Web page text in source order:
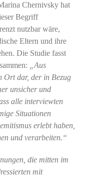
Chernivsky hat
Begriff
nutzbar wäre,
Eltern und ihre
Die Studie fasst
„Aus
Ort dar, der in Bezug
unsicher und
alle interviewten
Situationen
erlebt haben,
und verarbeiten.“
die mitten im
mit